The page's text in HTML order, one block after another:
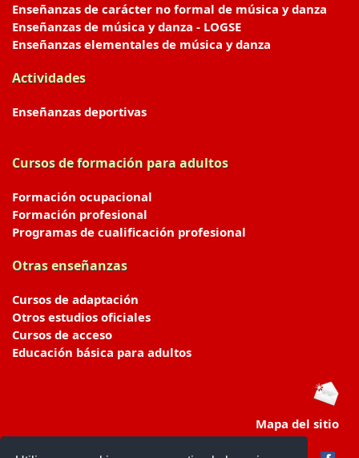
Enseñanzas de carácter no formal de música y danza
Enseñanzas de música y danza - LOGSE
Enseñanzas elementales de música y danza
Actividades
Enseñanzas deportivas
Cursos de formación para adultos
Formación ocupacional
Formación profesional
Programas de cualificación profesional
Otras enseñanzas
Cursos de adaptación
Otros estudios oficiales
Cursos de acceso
Educación básica para adultos
Mapa del sitio